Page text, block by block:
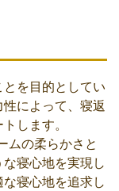
を目的としてい
によって、寝返
します。
ムの柔らかさと
寝心地を実現し
寝心地を追求し